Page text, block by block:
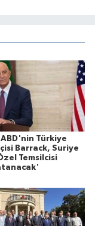
Türkiye
Barrack, Suriye
Temsilcisi